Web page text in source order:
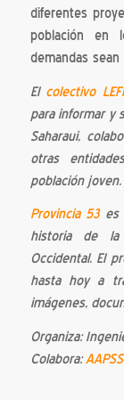
diferentes
población en
demandas sean
El colectivo
para informar y
Saharaui,
otras
población joven.
Provincia 53es
historia de la
Occidental. El
hasta hoy a
imágenes,
Organiza:
Colabora:AAPSS